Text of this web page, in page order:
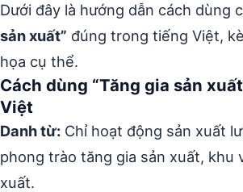
Dưới đây là hướng dẫn cách dùng
sản xuất” đúng trong tiếng Việt,
họa cụ thể.
Cách dùng “Tăng gia sản
Việt
Danh từ: Chỉ hoạt động sản xuất
phong trào tăng gia sản xuất, khu
xuất.